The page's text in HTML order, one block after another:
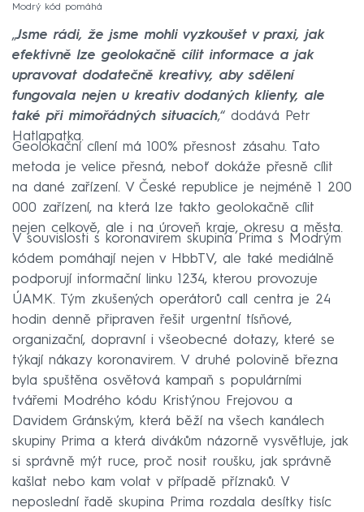
Modrý kód pomáhá
„Jsme rádi, že jsme mohli vyzkoušet v praxi, jak
efektivně lze geolokačně cílit informace a jak
upravovat dodatečně kreativy, aby sdělení
fungovala nejen u kreativ dodaných klienty, ale
také při mimořádných situacích,“ dodává Petr
Hatlapatka.
Geolokační cílení má 100% přesnost zásahu. Tato
metoda je velice přesná, neboť dokáže přesně cílit
na dané zařízení. V České republice je nejméně 1 200
000 zařízení, na která lze takto geolokačně cílit
nejen celkově, ale i na úroveň kraje, okresu a města.
V souvislosti s koronavirem skupina Prima s Modrým
kódem pomáhají nejen v HbbTV, ale také mediálně
podporují informační linku 1234, kterou provozuje
ÚAMK. Tým zkušených operátorů call centra je 24
hodin denně připraven řešit urgentní tísňové,
organizační, dopravní i všeobecné dotazy, které se
týkají nákazy koronavirem. V druhé polovině března
byla spuštěna osvětová kampaň s populárními
tvářemi Modrého kódu Kristýnou Frejovou a
Davidem Gránským, která běží na všech kanálech
skupiny Prima a která divákům názorně vysvětluje, jak
si správně mýt ruce, proč nosit roušku, jak správně
kašlat nebo kam volat v případě příznaků. V
neposlední řadě skupina Prima rozdala desítky tisíc